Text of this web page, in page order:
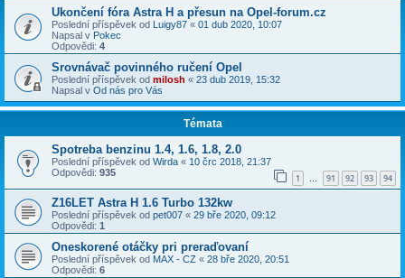
Ukončení fóra Astra H a přesun na Opel-forum.cz
Poslední příspěvek od Luigy87 « 01 dub 2020, 10:07
Napsal v Pokec
Odpovědi: 4
Srovnávač povinného ručení Opel
Poslední příspěvek od milosh « 23 dub 2019, 15:32
Napsal v Od nás pro Vás
Témata
Spotreba benzinu 1.4, 1.6, 1.8, 2.0
Poslední příspěvek od Wirda « 10 črc 2018, 21:37
Odpovědi: 935 1 … 91 92 93 94
Z16LET Astra H 1.6 Turbo 132kw
Poslední příspěvek od pet007 « 29 bře 2020, 09:12
Odpovědi: 1
Oneskorené otáčky pri preraďovaní
Poslední příspěvek od MAX - CZ « 28 bře 2020, 20:51
Odpovědi: 6